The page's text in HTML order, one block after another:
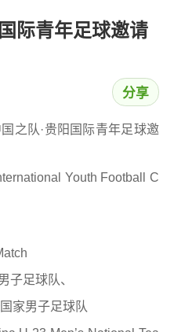
际青年足球邀请
分享
队·贵阳国际青年足球邀
Youth Football C
足球队、
子足球队